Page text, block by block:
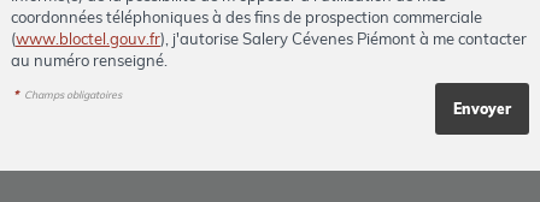
coordonnées téléphoniques à des fins de prospection commerciale
(www.bloctel.gouv.fr), j'autorise Salery Cévenes Piémont à me contacter
au numéro renseigné.
* Champs obligatoires